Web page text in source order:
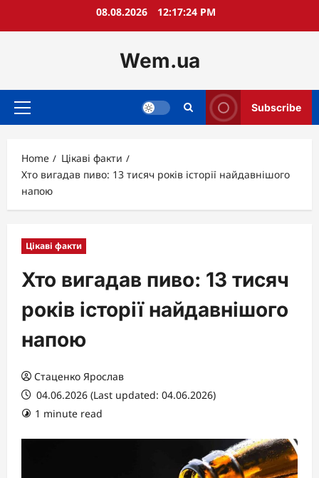
08.08.2026 12:17:26 PM
Wem.ua
Primary
Subscribe
Home
Цікаві факти
Хто вигадав пиво: 13 тисяч років історії найдавнішого
напою
Цікаві факти
Хто вигадав пиво: 13 тисяч
років історії найдавнішого
напою
Стаценко Ярослав
04.06.2026 (Last updated: 04.06.2026)
1 minute read